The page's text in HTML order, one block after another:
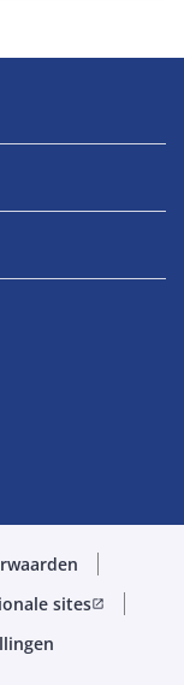
sitesopen_in_new